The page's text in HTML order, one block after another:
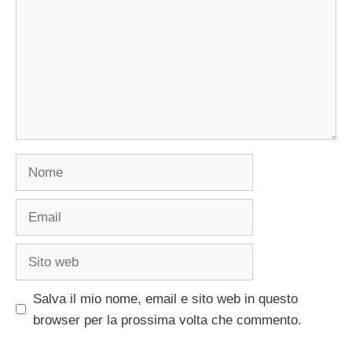
Nome
Email
Sito
Salva il mio nome, email e sito web in questo
browser per la prossima volta che commento.